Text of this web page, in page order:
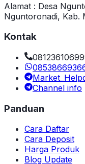
Alamat : Desa
Nguntoronadi, Kab.
Kontak
Channel info
Panduan
Cara Daftar
Cara Deposit
Harga Produk
Blog Update